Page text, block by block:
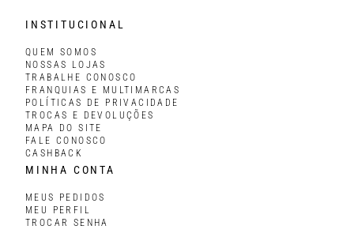
INSTITUCIONAL
QUEM SOMOS
NOSSAS LOJAS
TRABALHE CONOSCO
FRANQUIAS E MULTIMARCAS
POLÍTICAS DE PRIVACIDADE
TROCAS E DEVOLUÇÕES
MAPA DO SITE
FALE CONOSCO
CASHBACK
MINHA CONTA
MEUS PEDIDOS
MEU PERFIL
TROCAR SENHA